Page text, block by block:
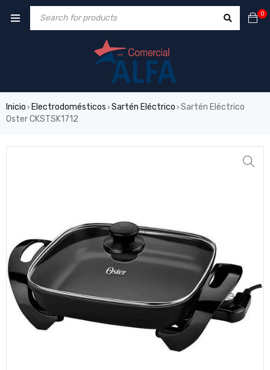
0
Inicio › Electrodomésticos › Sartén Eléctrico › Sartén Eléctrico
Oster CKSTSK1712